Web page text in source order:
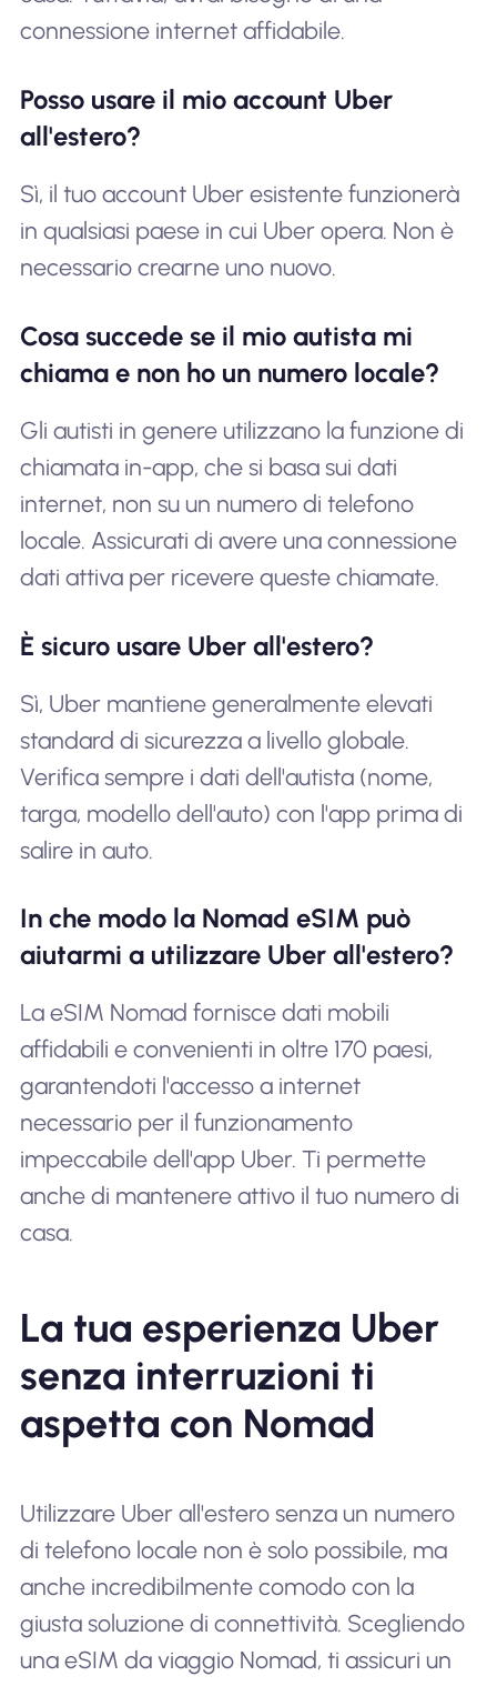
connessione internet affidabile.
Posso usare il mio account Uber
all'estero?
Sì, il tuo account Uber esistente funzionerà
in qualsiasi paese in cui Uber opera. Non è
necessario crearne uno nuovo.
Cosa succede se il mio autista mi
chiama e non ho un numero locale?
Gli autisti in genere utilizzano la funzione di
chiamata in-app, che si basa sui dati
internet, non su un numero di telefono
locale. Assicurati di avere una connessione
dati attiva per ricevere queste chiamate.
È sicuro usare Uber all'estero?
Sì, Uber mantiene generalmente elevati
standard di sicurezza a livello globale.
Verifica sempre i dati dell'autista (nome,
targa, modello dell'auto) con l'app prima di
salire in auto.
In che modo la Nomad eSIM può
aiutarmi a utilizzare Uber all'estero?
La eSIM Nomad fornisce dati mobili
affidabili e convenienti in oltre 170 paesi,
garantendoti l'accesso a internet
necessario per il funzionamento
impeccabile dell'app Uber. Ti permette
anche di mantenere attivo il tuo numero di
casa.
La tua esperienza Uber
senza interruzioni ti
aspetta con Nomad
Utilizzare Uber all'estero senza un numero
di telefono locale non è solo possibile, ma
anche incredibilmente comodo con la
giusta soluzione di connettività. Scegliendo
una eSIM da viaggio Nomad, ti assicuri un